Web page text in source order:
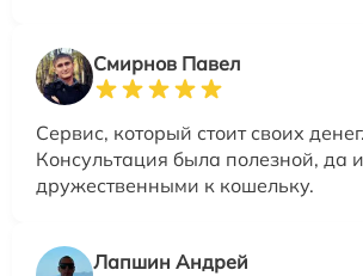
Смирнов Павел
Сервис, который стоит своих денег.
Консультация была полезной, да
дружественными к кошельку.
Лапшин Андрей